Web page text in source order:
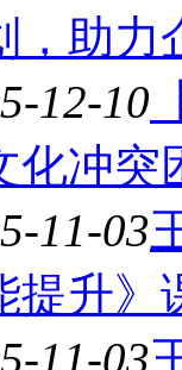
，助力
12-10
化冲突
11-03
提升》
11-03